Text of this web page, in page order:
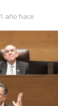
1 año hace